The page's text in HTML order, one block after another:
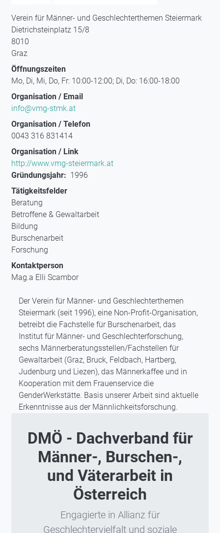
Verein für Männer- und Geschlechterthemen Steiermark
Dietrichsteinplatz 15/8
8010
Graz
Öffnungszeiten
Mo, Di, Mi, Do, Fr: 10:00-12:00; Di, Do: 16:00-18:00
Organisation / Email
info@vmg-stmk.at
Organisation / Telefon
0043 316 831414
Organisation / Link
http://www.vmg-steiermark.at
Gründungsjahr
1996
Tätigkeitsfelder
Beratung
Betroffene & Gewaltarbeit
Bildung
Burschenarbeit
Forschung
Kontaktperson
Mag.a Elli Scambor
Der Verein für Männer- und Geschlechterthemen
Steiermark (seit 1996), eine Non-Profit-Organisation,
betreibt die Fachstelle für Burschenarbeit, das
Institut für Männer- und Geschlechterforschung,
sechs Männerberatungsstellen/Fachstellen für
Gewaltarbeit (Graz, Bruck, Feldbach, Hartberg,
Judenburg und Liezen), das Männerkaffee und in
Kooperation mit dem Frauenservice die
GenderWerkstätte. Basis unserer Arbeit sind aktuelle
Erkenntnisse aus der Männlichkeitsforschung.
DMÖ - Dachverband für
Männer-, Burschen-,
und Väterarbeit in
Österreich
Engagierte in Allianz für
Geschlechtervielfalt und soziale